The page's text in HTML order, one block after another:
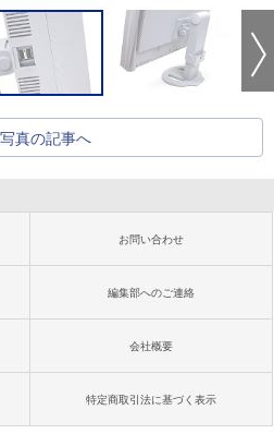
真の記事へ
お問い合わせ
編集部へのご連絡
会社概要
特定商取引法に基づく表示